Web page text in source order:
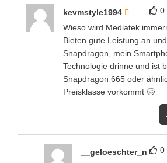
0
kevmstyle1994
Wieso wird Mediatek
Bieten gute Leistung an
Snapdragon, mein
Technologie drinne und ist
Snapdragon 665 oder
Preisklasse vorkommt 🥴
0
__geloeschter_n